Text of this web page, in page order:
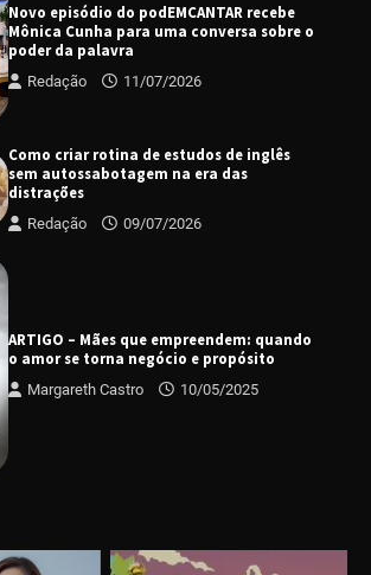
Novo episódio do podEMCANTAR recebe
Mônica Cunha para uma conversa sobre o
poder da palavra
Redação 11/07/2026
Como criar rotina de estudos de inglês
sem autossabotagem na era das
distrações
Redação 09/07/2026
ARTIGO – Mães que empreendem: quando
o amor se torna negócio e propósito
Margareth Castro 10/05/2025